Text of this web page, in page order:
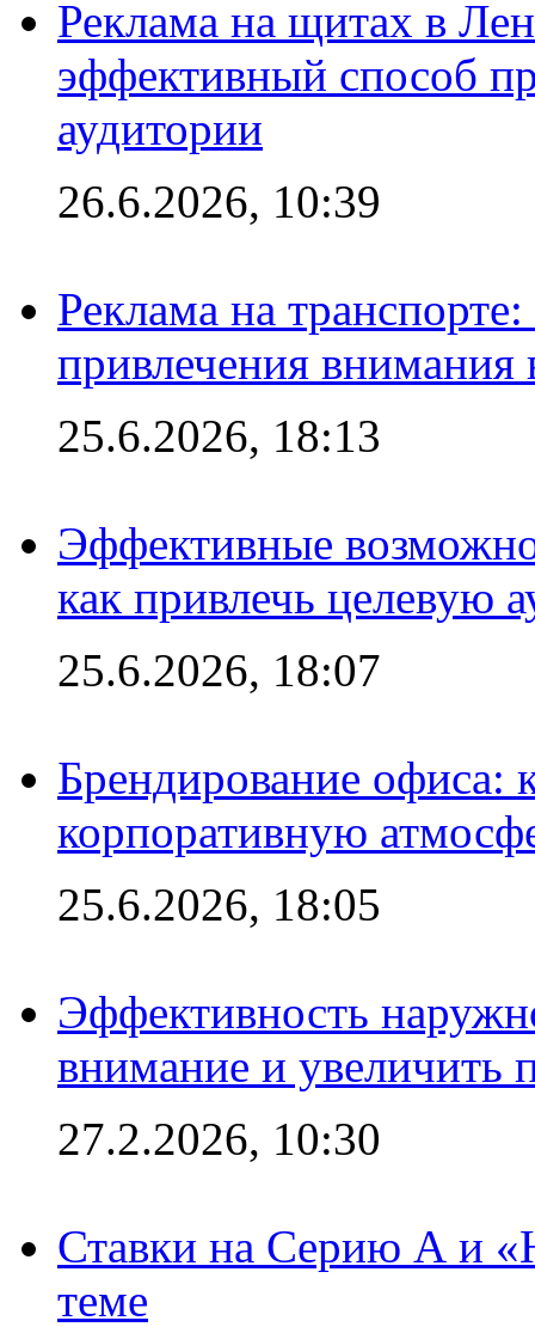
Реклама на щитах в
эффективный способ
аудитории
26.6.2026, 10:39
Реклама на
привлечения внимания
25.6.2026, 18:13
Эффективные
как привлечь целевую
25.6.2026, 18:07
Брендирование офиса:
корпоративную
25.6.2026, 18:05
Эффективность
внимание и увеличить
27.2.2026, 10:30
Ставки на Серию А и
теме